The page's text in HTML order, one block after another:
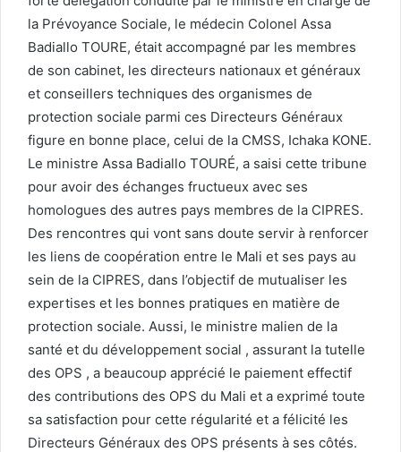
la Prévoyance Sociale, le médecin Colonel Assa
Badiallo TOURE, était accompagné par les membres
de son cabinet, les directeurs nationaux et généraux
et conseillers techniques des organismes de
protection sociale parmi ces Directeurs Généraux
figure en bonne place, celui de la CMSS, Ichaka KONE.
Le ministre Assa Badiallo TOURÉ, a saisi cette tribune
pour avoir des échanges fructueux avec ses
homologues des autres pays membres de la CIPRES.
Des rencontres qui vont sans doute servir à renforcer
les liens de coopération entre le Mali et ses pays au
sein de la CIPRES, dans l’objectif de mutualiser les
expertises et les bonnes pratiques en matière de
protection sociale. Aussi, le ministre malien de la
santé et du développement social , assurant la tutelle
des OPS , a beaucoup apprécié le paiement effectif
des contributions des OPS du Mali et a exprimé toute
sa satisfaction pour cette régularité et a félicité les
Directeurs Généraux des OPS présents à ses côtés.